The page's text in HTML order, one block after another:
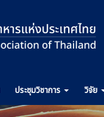
ประชุมวิชาการ วิจัย